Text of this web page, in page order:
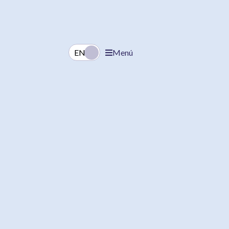
EN Menú